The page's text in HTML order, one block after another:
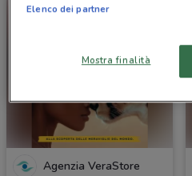
Agenzia VeraStore
Elenco dei partner
Mostra finalità